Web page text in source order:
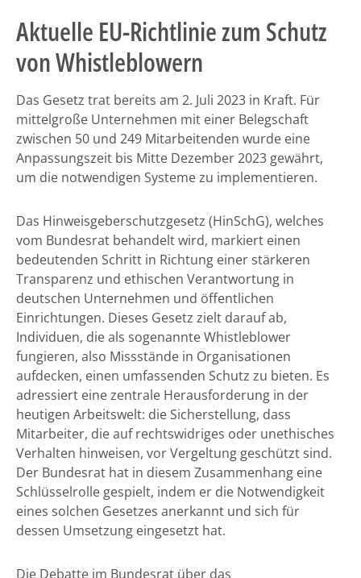
Aktuelle EU-Richtlinie zum Schutz
von Whistleblowern
Das Gesetz trat bereits am 2. Juli 2023 in Kraft. Für
mittelgroße Unternehmen mit einer Belegschaft
zwischen 50 und 249 Mitarbeitenden wurde eine
Anpassungszeit bis Mitte Dezember 2023 gewährt,
um die notwendigen Systeme zu implementieren.
Das Hinweisgeberschutzgesetz (HinSchG), welches
vom Bundesrat behandelt wird, markiert einen
bedeutenden Schritt in Richtung einer stärkeren
Transparenz und ethischen Verantwortung in
deutschen Unternehmen und öffentlichen
Einrichtungen. Dieses Gesetz zielt darauf ab,
Individuen, die als sogenannte Whistleblower
fungieren, also Missstände in Organisationen
aufdecken, einen umfassenden Schutz zu bieten. Es
adressiert eine zentrale Herausforderung in der
heutigen Arbeitswelt: die Sicherstellung, dass
Mitarbeiter, die auf rechtswidriges oder unethisches
Verhalten hinweisen, vor Vergeltung geschützt sind.
Der Bundesrat hat in diesem Zusammenhang eine
Schlüsselrolle gespielt, indem er die Notwendigkeit
eines solchen Gesetzes anerkannt und sich für
dessen Umsetzung eingesetzt hat.
Die Debatte im Bundesrat über das